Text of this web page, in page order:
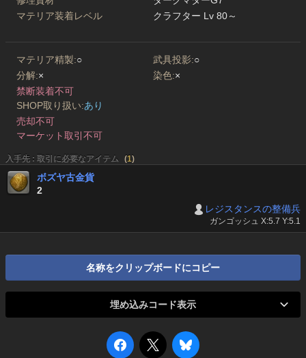
マテリア装着レベル
クラフター Lv 80～
マテリア精製:○ 武具投影:○
分解:× 染色:×
禁断装着不可
SHOP取り扱い:あり
売却不可
マーケット取引不可
入手先 : 取引に必要なアイテム (1)
ボズヤ古金貨
2
レジスタンスの整備兵
ガンゴッシュ X:5.7 Y:5.1
名称をクリップボードにコピー
埋め込みコード表示